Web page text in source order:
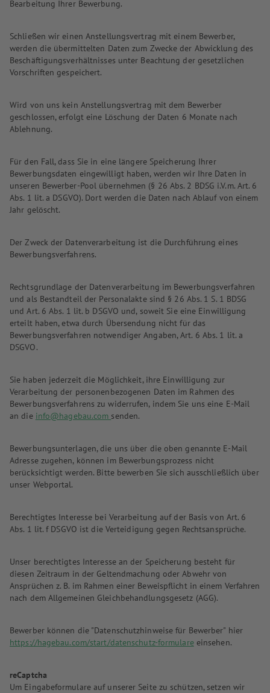
Bearbeitung Ihrer Bewerbung.
Schließen wir einen Anstellungsvertrag mit einem Bewerber,
werden die übermittelten Daten zum Zwecke der Abwicklung des
Beschäftigungsverhältnisses unter Beachtung der gesetzlichen
Vorschriften gespeichert.
Wird von uns kein Anstellungsvertrag mit dem Bewerber
geschlossen, erfolgt eine Löschung der Daten 6 Monate nach
Ablehnung.
Für den Fall, dass Sie in eine längere Speicherung Ihrer
Bewerbungsdaten eingewilligt haben, werden wir Ihre Daten in
unseren Bewerber-Pool übernehmen (§ 26 Abs. 2 BDSG i.V.m. Art. 6
Abs. 1 lit. a DSGVO). Dort werden die Daten nach Ablauf von einem
Jahr gelöscht.
Der Zweck der Datenverarbeitung ist die Durchführung eines
Bewerbungsverfahrens.
Rechtsgrundlage der Datenverarbeitung im Bewerbungsverfahren
und als Bestandteil der Personalakte sind § 26 Abs. 1 S. 1 BDSG
und Art. 6 Abs. 1 lit. b DSGVO und, soweit Sie eine Einwilligung
erteilt haben, etwa durch Übersendung nicht für das
Bewerbungsverfahren notwendiger Angaben, Art. 6 Abs. 1 lit. a
DSGVO.
Sie haben jederzeit die Möglichkeit, ihre Einwilligung zur
Verarbeitung der personenbezogenen Daten im Rahmen des
Bewerbungsverfahrens zu widerrufen, indem Sie uns eine E-Mail
an die info@hagebau.com senden.
Bewerbungsunterlagen, die uns über die oben genannte E-Mail
Adresse zugehen, können im Bewerbungsprozess nicht
berücksichtigt werden. Bitte bewerben Sie sich ausschließlich über
unser Webportal.
Berechtigtes Interesse bei Verarbeitung auf der Basis von Art. 6
Abs. 1 lit. f DSGVO ist die Verteidigung gegen Rechtsansprüche.
Unser berechtigtes Interesse an der Speicherung besteht für
diesen Zeitraum in der Geltendmachung oder Abwehr von
Ansprüchen z. B. im Rahmen einer Beweispflicht in einem Verfahren
nach dem Allgemeinen Gleichbehandlungsgesetz (AGG).
Bewerber können die "Datenschutzhinweise für Bewerber" hier
https://hagebau.com/start/datenschutz-formulare einsehen.
reCaptcha
Um Eingabeformulare auf unserer Seite zu schützen, setzen wir